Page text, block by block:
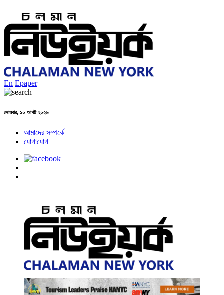
En Epaper
সোমবার, ১০ আগষ্ট ২০২৬
আমাদের সম্পর্কে
যোগাযোগ